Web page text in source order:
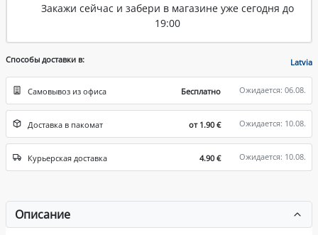
Закажи сейчас и забери в магазине уже сегодня до
19:00
Способы доставки в: Latvia
Самовывоз из офиса Бесплатно Ожидается: 06.08.
Доставка в пакомат от 1.90 € Ожидается: 10.08.
Курьерская доставка 4.90 € Ожидается: 10.08.
Описание